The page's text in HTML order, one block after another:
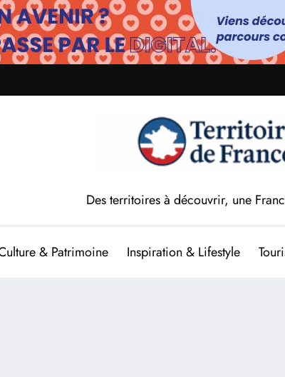
Des territoires à découvrir, une
& Patrimoine Inspiration & Lifestyle